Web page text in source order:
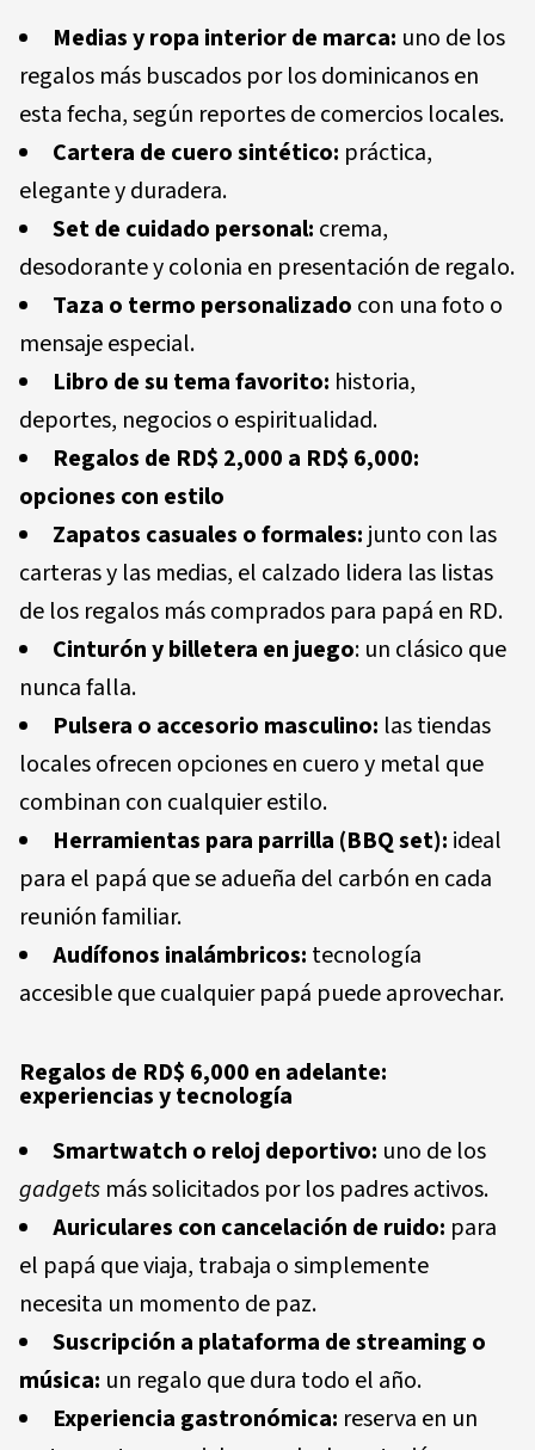
Medias y ropa interior de marca: uno de los
regalos más buscados por los dominicanos en
esta fecha, según reportes de comercios locales.
Cartera de cuero sintético: práctica,
elegante y duradera.
Set de cuidado personal: crema,
desodorante y colonia en presentación de regalo.
Taza o termo personalizado con una foto o
mensaje especial.
Libro de su tema favorito: historia,
deportes, negocios o espiritualidad.
Regalos de RD$ 2,000 a RD$ 6,000:
opciones con estilo
Zapatos casuales o formales: junto con las
carteras y las medias, el calzado lidera las listas
de los regalos más comprados para papá en RD.
Cinturón y billetera en juego: un clásico que
nunca falla.
Pulsera o accesorio masculino: las tiendas
locales ofrecen opciones en cuero y metal que
combinan con cualquier estilo.
Herramientas para parrilla (BBQ set): ideal
para el papá que se adueña del carbón en cada
reunión familiar.
Audífonos inalámbricos: tecnología
accesible que cualquier papá puede aprovechar.
Regalos de RD$ 6,000 en adelante:
experiencias y tecnología
Smartwatch o reloj deportivo: uno de los
gadgets más solicitados por los padres activos.
Auriculares con cancelación de ruido: para
el papá que viaja, trabaja o simplemente
necesita un momento de paz.
Suscripción a plataforma de streaming o
música: un regalo que dura todo el año.
Experiencia gastronómica: reserva en un